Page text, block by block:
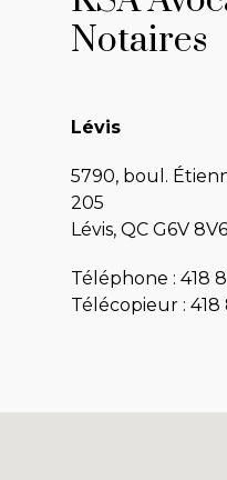
Notaires
Lévis
5790, boul.
205
Lévis, QC G6V 8V6
Téléphone : 418
Télécopieur : 418